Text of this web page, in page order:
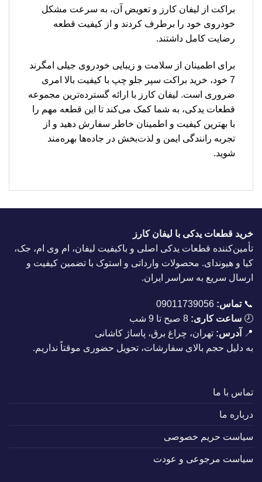
براکت از لیفان کارز و تعویض آن، به سرعت مشکل
خودروی خود را برطرف کردند و از کیفیت قطعه
رضایت کامل داشتند.
برای اطمینان از سلامت و زیبایی خودروی جیلی امگرند
7 خود، خرید براکت سپر جلو چپ با کیفیت بالا امری
ضروری است. لیفان کارز با ارائه گسترده‌ترین مجموعه
قطعات یدکی، به شما کمک می‌کند تا این قطعه مهم را
با بهترین کیفیت و اطمینان خاطر سفارش دهید و از
تجربه رانندگی ایمن و لذت‌بخش در جاده‌ها بهره‌مند
شوید.
خرید قطعات یدکی با لیفان کارز
تأمین‌کننده قطعات یدکی اصلی و باکیفیت لیفان، ام وی ام، جک،
کیا و هیوندای. محصولات وارداتی و استوک با تضمین کیفیت و
ارسال سریع به سراسر ایران.
📞تماس: 09011739056
🕗 ساعت کاری:
📍
آدرس: تهران، چراغ برق، پاساژ کاشانی
به دلیل حجم بالای سفارشات، تحویل حضوری موقتاً نداریم.
تماس با ما
درباره ما
سیاست حریم خصوصی
سیاست مرجوعی و عودت